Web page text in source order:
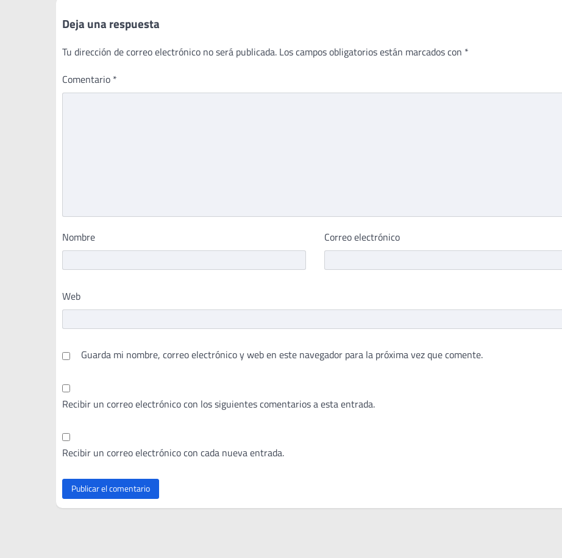
Deja una respuesta
Tu dirección de correo electrónico no será publicada. Los campos obligatorios están marcados con *
Comentario *
Nombre Correo electrónico
Web
Guarda mi nombre, correo electrónico y web en este navegador para la próxima vez que comente.
Recibir un correo electrónico con los siguientes comentarios a esta entrada.
Recibir un correo electrónico con cada nueva entrada.